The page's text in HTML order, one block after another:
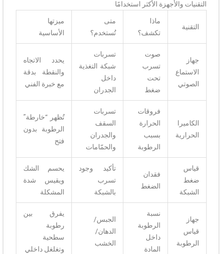
التقنيات والأجهزة الأكثر استخدامًا
التقنية
ماذا
تكشف؟
متى
تُستخدم؟
ميزتها
الأساسية
جهاز
الاستماع
الصوتي
صوت
تسرب
تحت
ضغط
تسربات
شبكة التغذية
داخل
الجدران
يحدد الاتجاه
والنقطة بدقة
مع خبرة الفني
الكاميرا
الحرارية
فروقات
الحرارة
بسبب
الرطوبة
تسربات
السقف
والجدران
والحمّامات
تُظهر “خارطة”
الرطوبة بدون
فتح
قياس
ضغط
الشبكة
فقدان
الضغط
تأكيد وجود
تسرب
بالشبكة
يحسم الشك
ويقيس شدة
المشكلة
جهاز
قياس
الرطوبة
نسبة
الرطوبة
داخل
المادة
الجبس/
الدهان/
الخشب
يفرق بين
رطوبة
سطحية
وتغلغل داخلي